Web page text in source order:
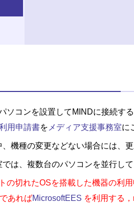
ソコンを設置してMINDに接続す
用申請書を メディア支援事務室に
、機種の変更などない場合には、
では、複数台のパソコンを並行し
の切れたOSを搭載した機器の利
あればMicrosoftEES を利用する